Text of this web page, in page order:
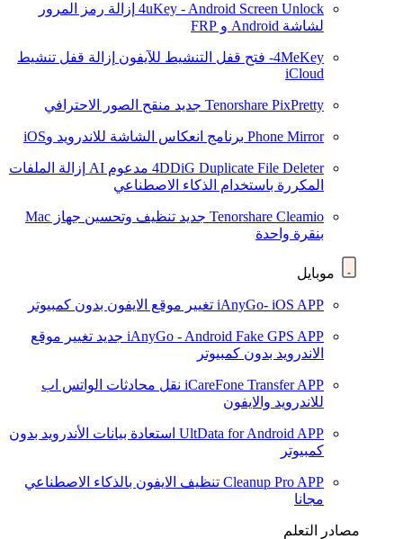
4uKey - Android Screen Unlock إزالة رمز المرور
لشاشة Android و FRP
4MeKey- فتح قفل التنشيط للآيفون
إزالة قفل تنشيط
iCloud
Tenorshare PixPretty جديد منقح الصور الاحترافي
Phone Mirror برنامج انعكاس الشاشة للاندرويد وiOS
4DDiG Duplicate File Deleter مدعوم AI
إزالة الملفات
المكررة باستخدام الذكاء الاصطناعي
Tenorshare Cleamio جديد
تنظيف وتحسين جهاز Mac
بنقرة واحدة
موبايل
iAnyGo- iOS APP تغيير موقع الايفون بدون كمبيوتر
iAnyGo - Android Fake GPS APP جديد تغيير موقع
الاندرويد بدون كمبيوتر
iCareFone Transfer APP نقل محادثات الواتس اب
للاندرويد والايفون
UltData for Android APP استعادة بيانات الأندرويد بدون
كمبيوتر
Cleanup Pro APP تنظيف الايفون بالذكاء الاصطناعي
مجانا
مصادر التعلم